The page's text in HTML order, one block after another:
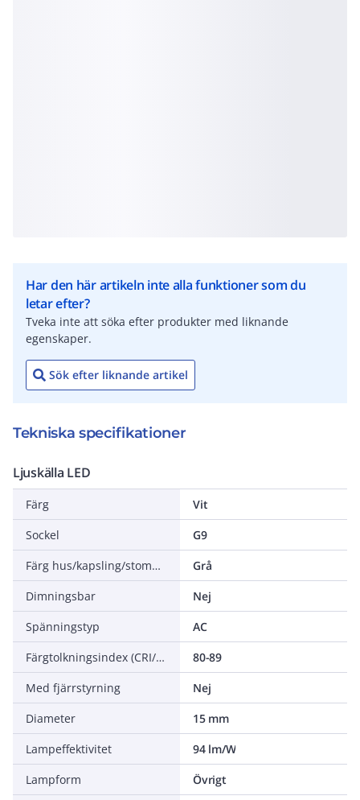
Har den här artikeln inte alla funktioner som du
letar efter?
Tveka inte att söka efter produkter med liknande
egenskaper.
Sök efter liknande artikel
Tekniska specifikationer
Ljuskälla LED
Färg
Vit
Sockel
G9
Färg hus/kapsling/stomme
Grå
Dimningsbar
Nej
Spänningstyp
AC
Färgtolkningsindex (CRI/Ra)
80-89
Med fjärrstyrning
Nej
Diameter
15 mm
Lampeffektivitet
94 lm/W
Lampform
Övrigt